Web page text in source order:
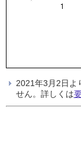
2021年3月2日よ
せん。詳しくは